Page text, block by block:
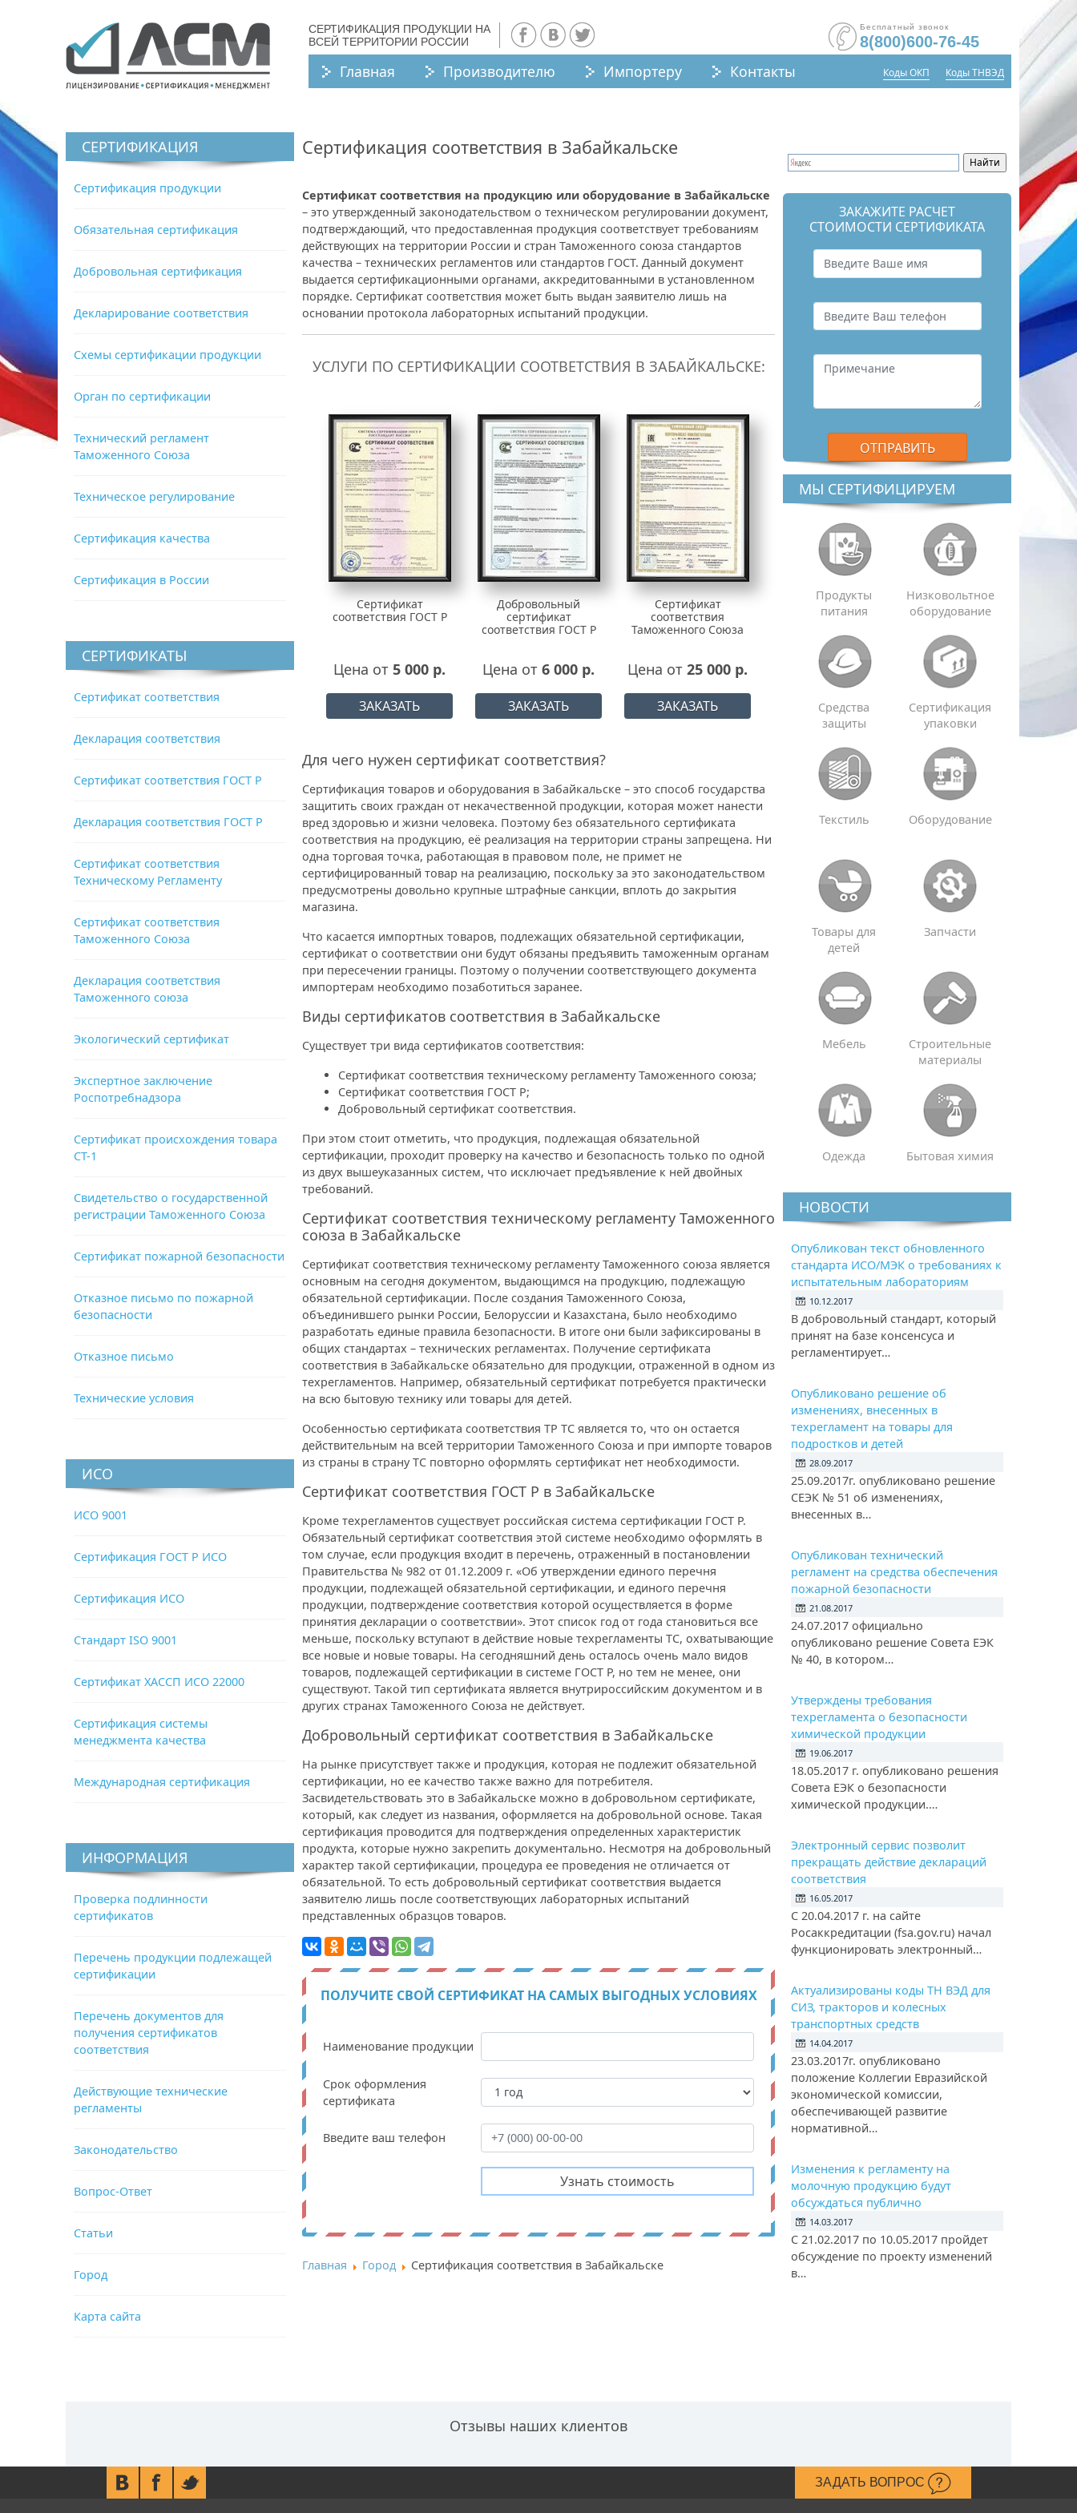
СЕРТИФИКАЦИЯ ПРОДУКЦИИ НА
ВСЕЙ ТЕРРИТОРИИ РОССИИ
Бесплатный звонок
8(800)600-76-45
Главная Производителю Импортеру Контакты Коды ОКП Коды ТНВЭД
СЕРТИФИКАЦИЯ
Сертификация продукции
Обязательная сертификация
Добровольная сертификация
Декларирование соответствия
Схемы сертификации продукции
Орган по сертификации
Технический регламент
Таможенного Союза
Техническое регулирование
Сертификация качества
Сертификация в России
СЕРТИФИКАТЫ
Сертификат соответствия
Декларация соответствия
Сертификат соответствия ГОСТ Р
Декларация соответствия ГОСТ Р
Сертификат соответствия
Техническому Регламенту
Сертификат соответствия
Таможенного Союза
Декларация соответствия
Таможенного союза
Экологический сертификат
Экспертное заключение
Роспотребнадзора
Сертификат происхождения товара
СТ-1
Свидетельство о государственной
регистрации Таможенного Союза
Сертификат пожарной безопасности
Отказное письмо по пожарной
безопасности
Отказное письмо
Технические условия
ИСО
ИСО 9001
Сертификация ГОСТ Р ИСО
Сертификация ИСО
Стандарт ISO 9001
Сертификат ХАССП ИСО 22000
Сертификация системы
менеджмента качества
Международная сертификация
ИНФОРМАЦИЯ
Проверка подлинности
сертификатов
Перечень продукции подлежащей
сертификации
Перечень документов для
получения сертификатов
соответствия
Действующие технические
регламенты
Законодательство
Вопрос-Ответ
Статьи
Город
Карта сайта
Сертификация соответствия в Забайкальске
Сертификат соответствия на продукцию или оборудование в Забайкальске
– это утвержденный законодательством о техническом регулировании документ,
подтверждающий, что предоставленная продукция соответствует требованиям
действующих на территории России и стран Таможенного союза стандартов
качества – технических регламентов или стандартов ГОСТ. Данный документ
выдается сертификационными органами, аккредитованными в установленном
порядке. Сертификат соответствия может быть выдан заявителю лишь на
основании протокола лабораторных испытаний продукции.
УСЛУГИ ПО СЕРТИФИКАЦИИ СООТВЕТСТВИЯ В ЗАБАЙКАЛЬСКЕ:
Сертификат
соответствия ГОСТ Р
Цена от 5 000 р.
ЗАКАЗАТЬ
Добровольный
сертификат
соответствия ГОСТ Р
Цена от 6 000 р.
ЗАКАЗАТЬ
Сертификат
соответствия
Таможенного Союза
Цена от 25 000 р.
ЗАКАЗАТЬ
Для чего нужен сертификат соответствия?
Сертификация товаров и оборудования в Забайкальске – это способ государства
защитить своих граждан от некачественной продукции, которая может нанести
вред здоровью и жизни человека. Поэтому без обязательного сертификата
соответствия на продукцию, её реализация на территории страны запрещена. Ни
одна торговая точка, работающая в правовом поле, не примет не
сертифицированный товар на реализацию, поскольку за это законодательством
предусмотрены довольно крупные штрафные санкции, вплоть до закрытия
магазина.
Что касается импортных товаров, подлежащих обязательной сертификации,
сертификат о соответствии они будут обязаны предъявить таможенным органам
при пересечении границы. Поэтому о получении соответствующего документа
импортерам необходимо позаботиться заранее.
Виды сертификатов соответствия в Забайкальске
Существует три вида сертификатов соответствия:
Сертификат соответствия техническому регламенту Таможенного союза;
Сертификат соответствия ГОСТ Р;
Добровольный сертификат соответствия.
При этом стоит отметить, что продукция, подлежащая обязательной
сертификации, проходит проверку на качество и безопасность только по одной
из двух вышеуказанных систем, что исключает предъявление к ней двойных
требований.
Сертификат соответствия техническому регламенту Таможенного
союза в Забайкальске
Сертификат соответствия техническому регламенту Таможенного союза является
основным на сегодня документом, выдающимся на продукцию, подлежащую
обязательной сертификации. После создания Таможенного Союза,
объединившего рынки России, Белоруссии и Казахстана, было необходимо
разработать единые правила безопасности. В итоге они были зафиксированы в
общих стандартах – технических регламентах. Получение сертификата
соответствия в Забайкальске обязательно для продукции, отраженной в одном из
техрегламентов. Например, обязательный сертификат потребуется практически
на всю бытовую технику или товары для детей.
Особенностью сертификата соответствия ТР ТС является то, что он остается
действительным на всей территории Таможенного Союза и при импорте товаров
из страны в страну ТС повторно оформлять сертификат нет необходимости.
Сертификат соответствия ГОСТ Р в Забайкальске
Кроме техрегламентов существует российская система сертификации ГОСТ Р.
Обязательный сертификат соответствия этой системе необходимо оформлять в
том случае, если продукция входит в перечень, отраженный в постановлении
Правительства № 982 от 01.12.2009 г. «Об утверждении единого перечня
продукции, подлежащей обязательной сертификации, и единого перечня
продукции, подтверждение соответствия которой осуществляется в форме
принятия декларации о соответствии». Этот список год от года становиться все
меньше, поскольку вступают в действие новые техрегламенты ТС, охватывающие
все новые и новые товары. На сегодняшний день осталось очень мало видов
товаров, подлежащей сертификации в системе ГОСТ Р, но тем не менее, они
существуют. Такой тип сертификата является внутрироссийским документом и в
других странах Таможенного Союза не действует.
Добровольный сертификат соответствия в Забайкальске
На рынке присутствует также и продукция, которая не подлежит обязательной
сертификации, но ее качество также важно для потребителя.
Засвидетельствовать это в Забайкальске можно в добровольном сертификате,
который, как следует из названия, оформляется на добровольной основе. Такая
сертификация проводится для подтверждения определенных характеристик
продукта, которые нужно закрепить документально. Несмотря на добровольный
характер такой сертификации, процедура ее проведения не отличается от
обязательной. То есть добровольный сертификат соответствия выдается
заявителю лишь после соответствующих лабораторных испытаний
представленных образцов товаров.
ПОЛУЧИТЕ СВОЙ СЕРТИФИКАТ НА САМЫХ ВЫГОДНЫХ УСЛОВИЯХ
Наименование продукции
Срок оформления
сертификата
Введите ваш телефон
Главная Город Сертификация соответствия в Забайкальске
ЗАКАЖИТЕ РАСЧЕТ
СТОИМОСТИ СЕРТИФИКАТА
МЫ СЕРТИФИЦИРУЕМ
Продукты
питания
Низковольтное
оборудование
Средства
защиты
Сертификация
упаковки
Текстиль Оборудование
Товары для
детей
Запчасти
Мебель
Строительные
материалы
Одежда Бытовая химия
НОВОСТИ
Опубликован текст обновленного
стандарта ИСО/МЭК о требованиях к
испытательным лабораториям
10.12.2017
В добровольный стандарт, который
принят на базе консенсуса и
регламентирует…
Опубликовано решение об
изменениях, внесенных в
техрегламент на товары для
подростков и детей
28.09.2017
25.09.2017г. опубликовано решение
СЕЭК № 51 об изменениях,
внесенных в…
Опубликован технический
регламент на средства обеспечения
пожарной безопасности
21.08.2017
24.07.2017 официально
опубликовано решение Совета ЕЭК
№ 40, в котором…
Утверждены требования
техрегламента о безопасности
химической продукции
19.06.2017
18.05.2017 г. опубликовано решения
Совета ЕЭК о безопасности
химической продукции.…
Электронный сервис позволит
прекращать действие деклараций
соответствия
16.05.2017
С 20.04.2017 г. на сайте
Росаккредитации (fsa.gov.ru) начал
функционировать электронный…
Актуализированы коды ТН ВЭД для
СИЗ, тракторов и колесных
транспортных средств
14.04.2017
23.03.2017г. опубликовано
положение Коллегии Евразийской
экономической комиссии,
обеспечивающей развитие
нормативной…
Изменения к регламенту на
молочную продукцию будут
обсуждаться публично
14.03.2017
С 21.02.2017 по 10.05.2017 пройдет
обсуждение по проекту изменений
в…
Отзывы наших клиентов
ЗАДАТЬ ВОПРОС